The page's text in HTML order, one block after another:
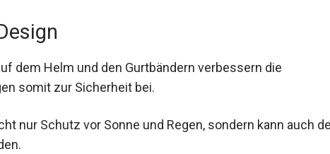
dem Helm und den Gurtbändern verbessern die
somit zur Sicherheit bei.
nur Schutz vor Sonne und Regen, sondern kann auch